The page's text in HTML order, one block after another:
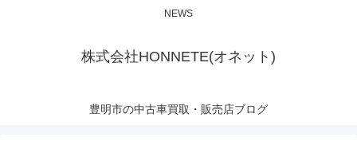
NEWS
株式会社HONNETE(オネット)
豊明市の中古車買取・販売店ブログ